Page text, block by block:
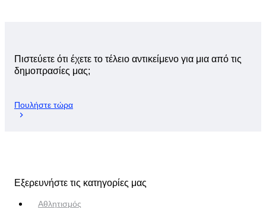
Πιστεύετε ότι έχετε το τέλειο αντικείμενο για μια από τις
δημοπρασίες μας;
Πουλήστε τώρα
Εξερευνήστε τις κατηγορίες μας
Αθλητισμός